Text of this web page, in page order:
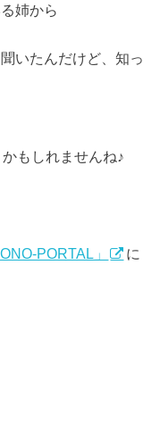
姉から
いたんだけど、知っ
もしれませんね♪
PORTAL」
に